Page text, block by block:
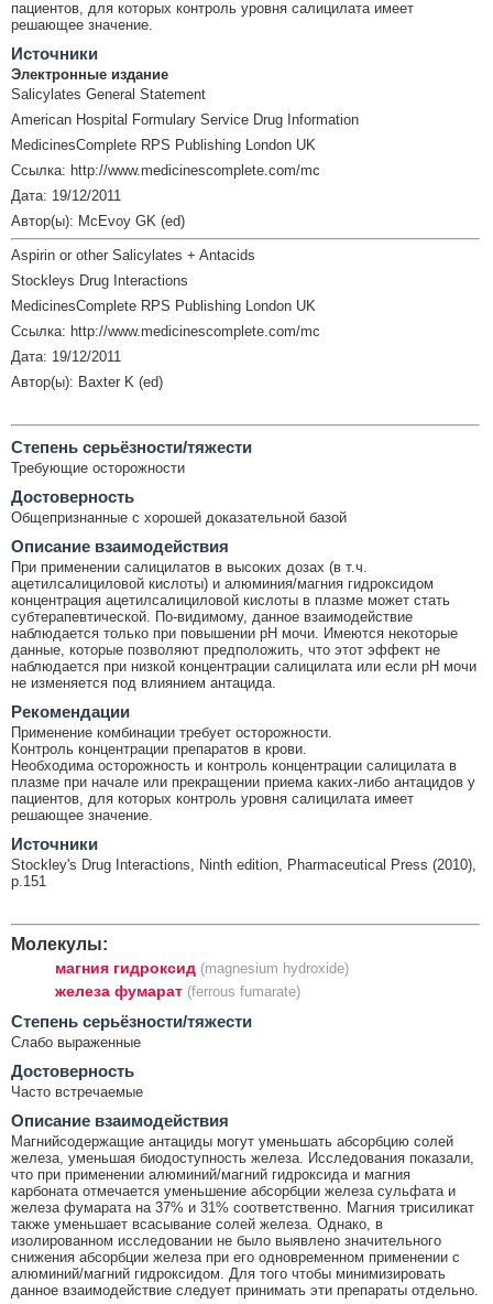
пациентов, для которых контроль уровня салицилата имеет
решающее значение.
Источники
Электронные издание
Salicylates General Statement
American Hospital Formulary Service Drug Information
MedicinesComplete RPS Publishing London UK
Ссылка: http://www.medicinescomplete.com/mc
Дата: 19/12/2011
Автор(ы): McEvoy GK (ed)
Aspirin or other Salicylates + Antacids
Stockleys Drug Interactions
MedicinesComplete RPS Publishing London UK
Ссылка: http://www.medicinescomplete.com/mc
Дата: 19/12/2011
Автор(ы): Baxter K (ed)
Cтепень серьёзности/тяжести
Требующие осторожности
Достоверность
Общепризнанные с хорошей доказательной базой
Описание взаимодействия
При применении салицилатов в высоких дозах (в т.ч.
ацетилсалициловой кислоты) и алюминия/магния гидроксидом
концентрация ацетилсалициловой кислоты в плазме может стать
субтерапевтической. По-видимому, данное взаимодействие
наблюдается только при повышении рН мочи. Имеются некоторые
данные, которые позволяют предположить, что этот эффект не
наблюдается при низкой концентрации салицилата или если pH мочи
не изменяется под влиянием антацида.
Рекомендации
Применение комбинации требует осторожности.
Контроль концентрации препаратов в крови.
Необходима осторожность и контроль концентрации салицилата в
плазме при начале или прекращении приема каких-либо антацидов у
пациентов, для которых контроль уровня салицилата имеет
решающее значение.
Источники
Stockley's Drug Interactions, Ninth edition, Pharmaceutical Press (2010),
p.151
Молекулы:
магния гидроксид (magnesium hydroxide)
железа фумарат (ferrous fumarate)
Cтепень серьёзности/тяжести
Слабо выраженные
Достоверность
Часто встречаемые
Описание взаимодействия
Магнийсодержащие антациды могут уменьшать абсорбцию солей
железа, уменьшая биодоступность железа. Исследования показали,
что при применении алюминий/магний гидроксида и магния
карбоната отмечается уменьшение абсорбции железа сульфата и
железа фумарата на 37% и 31% соответственно. Магния трисиликат
также уменьшает всасывание солей железа. Однако, в
изолированном исследовании не было выявлено значительного
снижения абсорбции железа при его одновременном применении с
алюминий/магний гидроксидом. Для того чтобы минимизировать
данное взаимодействие следует принимать эти препараты отдельно.